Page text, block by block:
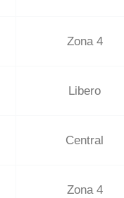
Zona 4
Libero
Central
Zona 4